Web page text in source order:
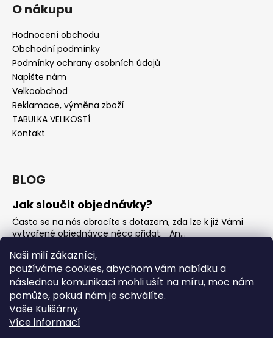
Naši milí zákazníci,
používáme cookies, abychom vám nabídku a
následnou komunikaci mohli ušít na míru, moc nám
pomůže, pokud nám je schválíte.
Vaše Kulišárny.
Více informací
O nákupu
Hodnocení obchodu
Obchodní podmínky
Podmínky ochrany osobních údajů
Napište nám
Velkoobchod
Reklamace, výměna zboží
TABULKA VELIKOSTÍ
Kontakt
BLOG
Jak sloučit objednávky?
Často se na nás obracíte s dotazem, zda lze k již Vámi
vytvořené objednávce něco přidat. An...
Jak vybrat rostoucí overal na jaro?
Nejčastější otázka, kterou od Vás teď dostáváme je, jak
vybrat rostoucí overal na nadcházející jarní...
OVERALY jaké jsou mezi nimi rozdíly
Overaly jsou velmi oblíbeným kouskem. Snadno se
oblékají, nevykasávají se a přebalování je hračka. ...